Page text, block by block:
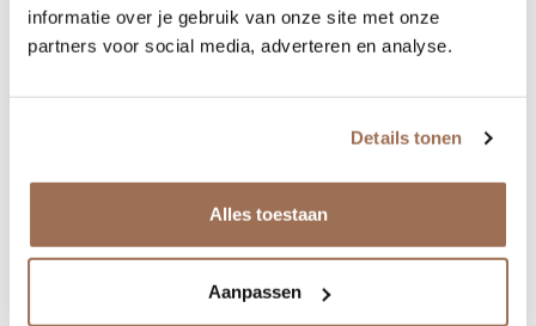
informatie over je gebruik van onze site met onze
partners voor social media, adverteren en analyse.
Details tonen
Alles toestaan
Aanpassen